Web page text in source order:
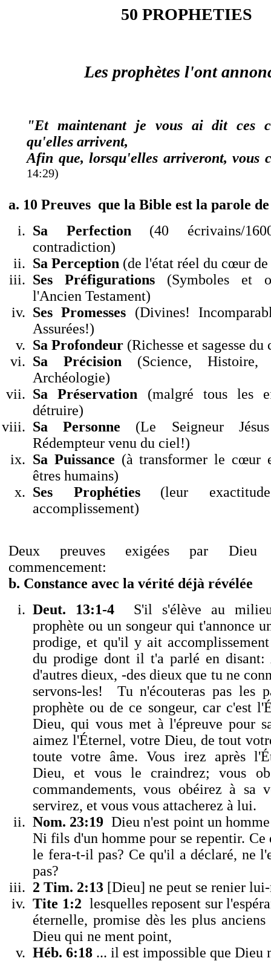
50 PROPHETIES
Les prophètes l'ont
"Et maintenant je vous ai dit ces
qu'elles arrivent,
Afin que, lorsqu'elles arriveront, vous
14:29)
a. 10 Preuves que la Bible est la parole
Sa Perfection (40 écrivains/
contradiction)
Sa Perception (de l'état réel du cœur
Ses Préfigurations (Symboles et
l'Ancien Testament)
Ses Promesses (Divines!
Assurées!)
Sa Profondeur (Richesse et sagesse du
Sa Précision (Science, Histoire,
Archéologie)
Sa Préservation (malgré tous les
détruire)
Sa Personne (Le Seigneur
Rédempteur venu du ciel!)
Sa Puissance (à transformer le cœur
êtres humains)
Ses Prophéties
(leur
accomplissement)
Deux preuves exigées par
commencement:
b. Constance avec la vérité déjà révélée
Deut. 13:1-4 S'il s'élève au
prophète ou un songeur qui t'annonce
prodige, et qu'il y ait
du prodige dont il t'a parlé en disant:
d'autres dieux, -des dieux que tu ne
servons-les! Tu n'écouteras pas les
prophète ou de ce songeur, car c'est
Dieu, qui vous met à l'épreuve pour
aimez l'Éternel, votre Dieu, de tout
toute votre âme. Vous irez après
Dieu, et vous le craindrez; vous
commandements, vous obéirez à sa
servirez, et vous vous attacherez à lui.
Nom. 23:19 Dieu n'est point un
Ni fils d'un homme pour se repentir.
le fera-t-il pas? Ce qu'il a déclaré, ne
pas?
2 Tim. 2:13 [Dieu] ne peut se renier
Tite 1:2 lesquelles reposent sur
éternelle, promise dès les plus
Dieu qui ne ment point,
Héb. 6:18 ... il est impossible que Dieu